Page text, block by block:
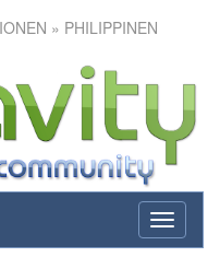
» PHILIPPINEN
toggle